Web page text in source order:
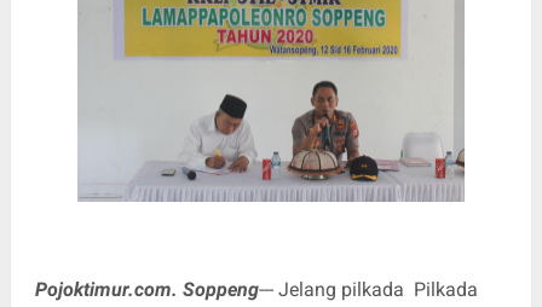
Pojoktimur.com. Soppeng--- Jelang pilkada Pilkada